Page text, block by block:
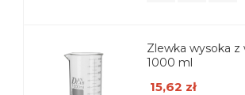
Zlewka wysoka
1000 ml
15,62 zł